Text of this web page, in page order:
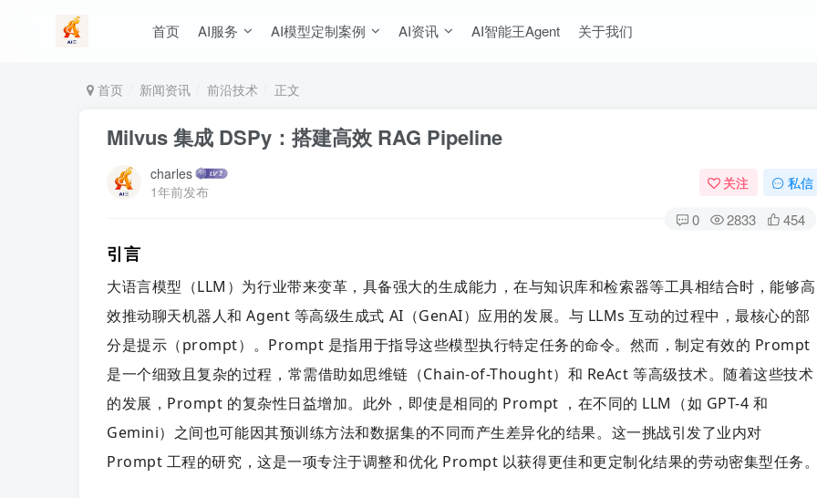
首页 AI服务 AI模型定制案例 AI资讯 AI智能王Agent 关于我们
首页 新闻资讯 前沿技术 正文
Milvus 集成 DSPy：搭建高效 RAG Pipeline
charles
1年前发布
关注 私信
0 2833 454
引言
大语言模型（LLM）为行业带来变革，具备强大的生成能力，在与知识库和检索器等工具相结合时，能够高
效推动聊天机器人和 Agent 等高级生成式 AI（GenAI）应用的发展。 与 LLMs 互动的过程中，最核心的部
分是提示（prompt）。 Prompt 是指用于指导这些模型执行特定任务的命令。 然而，制定有效的 Prompt
是一个细致且复杂的过程，常需借助如思维链（Chain-of-Thought）和 ReAct 等高级技术。随着这些技术
的发展，Prompt 的复杂性日益增加。 此外，即使是相同的 Prompt ，在不同的 LLM（如 GPT-4 和
Gemini）之间也可能因其预训练方法和数据集的不同而产生差异化的结果。 这一挑战引发了业内对
Prompt 工程的研究，这是一项专注于调整和优化 Prompt 以获得更佳和更定制化结果的劳动密集型任务